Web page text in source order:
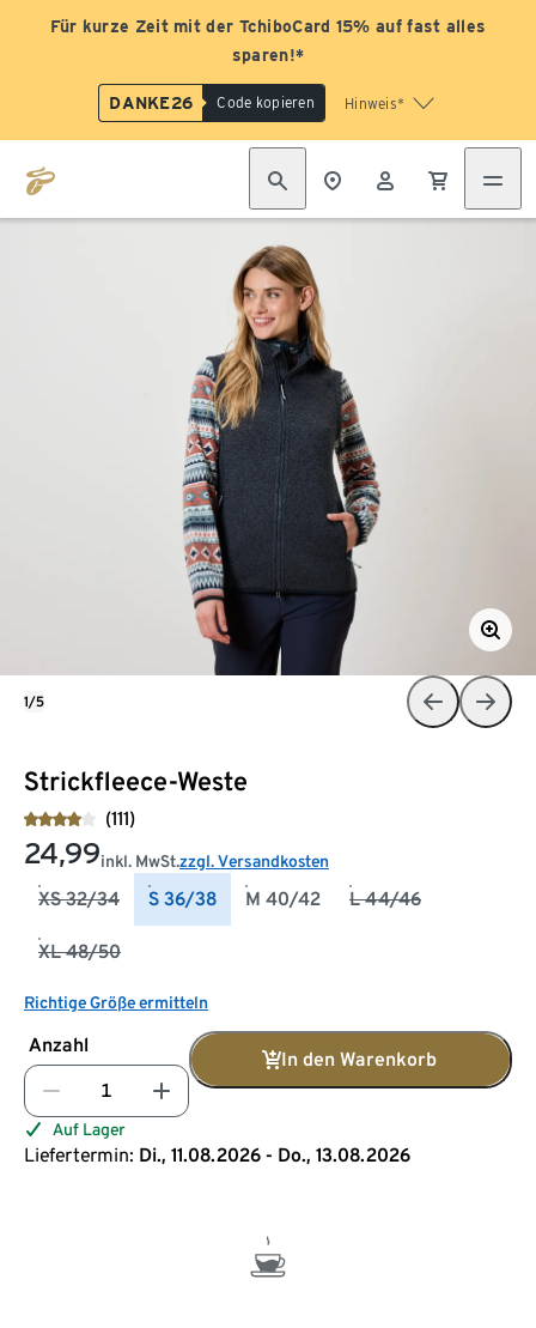
Für kurze Zeit mit der TchiboCard 15% auf fast alles
sparen!*
DANKE26 Code kopieren Hinweis*
Strickfleece-Weste
(111)
24,99inkl. MwSt.zzgl. Versandkosten
XS 32/34 S 36/38 M 40/42 L 44/46
XL 48/50
Richtige Größe ermitteln
Anzahl
In den Warenkorb
Auf Lager
Liefertermin: Di., 11.08.2026 - Do., 13.08.2026
1/5